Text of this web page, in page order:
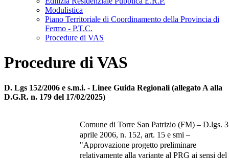
Modulistica
Piano Territoriale di Coordinamento della Provincia di
Fermo - P.T.C.
Procedure di VAS
Procedure di VAS
D. Lgs 152/2006 e s.m.i. - Linee Guida Regionali (allegato A alla
D.G.R. n. 179 del 17/02/2025)
Comune di Torre San Patrizio (FM) – D.lgs. 3
aprile 2006, n. 152, art. 15 e smi –
"Approvazione progetto preliminare
relativamente alla variante al PRG ai sensi del